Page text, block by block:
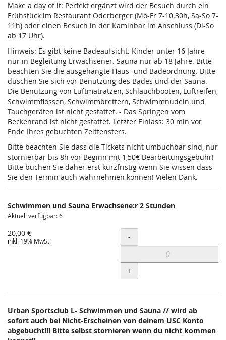
Make a day of it: Perfekt ergänzt wird der Besuch durch ein
Frühstück im Restaurant Oderberger (Mo-Fr 7-10.30h, Sa-So 7-
11h) oder einen Besuch in der Kaminbar im Anschluss (Di-So
ab 17 Uhr).
Hinweis: Es gibt keine Badeaufsicht. Kinder unter 16 Jahre
nur in Begleitung Erwachsener. Sauna nur ab 18 Jahre. Bitte
beachten Sie die ausgehängte Haus- und Badeordnung. Bitte
duschen Sie sich vor Benutzung des Bades und der Sauna.
Die Benutzung von Luftmatratzen, Schlauchbooten, Luftreifen,
Schwimmflossen, Schwimmbrettern, Schwimmnudeln und
Tauchgeräten ist nicht gestattet. - Das Springen vom
Beckenrand ist nicht gestattet. Letzter Einlass: 30 min vor
Ende Ihres gebuchten Zeitfensters.
Bitte beachten Sie dass die Tickets nicht umbuchbar sind, nur
stornierbar bis 8h vor Beginn mit 1,50€ Bearbeitungsgebühr!
Bitte buchen Sie daher erst kurzfristig wenn Sie wissen dass
Sie den Termin auch wahrnehmen können! Vielen Dank.
Schwimmen und Sauna Erwachsene:r 2 Stunden
Aktuell verfügbar: 6
20,00 €
inkl. 19% MwSt. Menge
-
+
Urban Sportsclub L- Schwimmen und Sauna // wird ab
sofort auch bei Nicht-Erscheinen von deinem USC Konto
abgebucht!!! Bitte selbst stornieren wenn du nicht kommen